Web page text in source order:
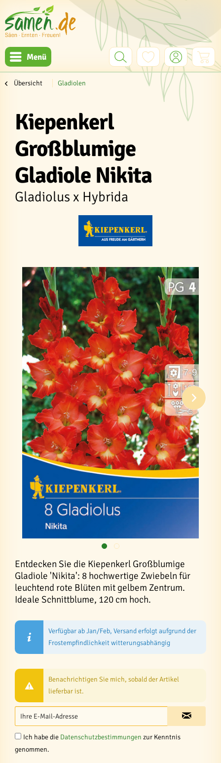
Menü
Übersicht Gladiolen
Kiepenkerl
Großblumige
Gladiole Nikita
Gladiolus x Hybrida
Entdecken Sie die Kiepenkerl Großblumige
Gladiole 'Nikita': 8 hochwertige Zwiebeln für
leuchtend rote Blüten mit gelbem Zentrum.
Ideale Schnittblume, 120 cm hoch.
Verfügbar ab Jan/Feb, Versand erfolgt aufgrund der
Frostempfindlichkeit witterungsabhängig
Benachrichtigen Sie mich, sobald der Artikel
lieferbar ist.
Ich habe die Datenschutzbestimmungen zur Kenntnis
genommen.